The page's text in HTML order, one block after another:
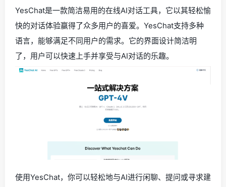
YesChat是一款简洁易用的在线AI对话工具，它以其轻松愉
快的对话体验赢得了众多用户的喜爱。YesChat支持多种
语言，能够满足不同用户的需求。它的界面设计简洁明
了，用户可以快速上手并享受与AI对话的乐趣。
使用YesChat，你可以轻松地与AI进行闲聊、提问或寻求建